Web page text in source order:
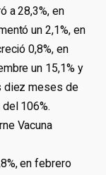
a 28,3%, en
un 2,1%, en
0,8%, en
un 15,1% y
diez meses de
106%.
Vacuna
en febrero